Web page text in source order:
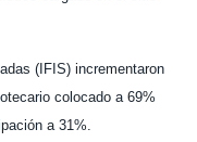
(IFIS) incrementaron
colocado a 69%
a 31%.